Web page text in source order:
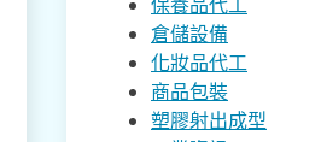
保養品代工
倉儲設備
化妝品代工
商品包裝
塑膠射出成型